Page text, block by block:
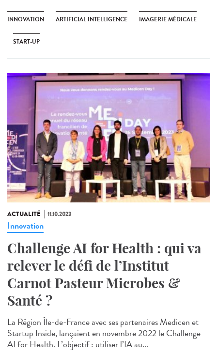
INNOVATION ARTIFICIAL INTELLIGENCE IMAGERIE MÉDICALE
START-UP
ACTUALITÉ 11.10.2023
Innovation
Challenge AI for Health : qui va
relever le défi de l’Institut
Carnot Pasteur Microbes &
Santé ?
La Région Île-de-France avec ses partenaires Medicen et
Startup Inside, lançaient en novembre 2022 le Challenge
AI for Health. L’objectif : utiliser l’IA au...